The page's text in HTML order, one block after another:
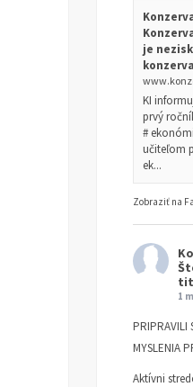
je
KI
prvý
#
učiteľom
ek...
Zobraziť na
1
PRIPRAVILI
MYSLENIA
Aktívni